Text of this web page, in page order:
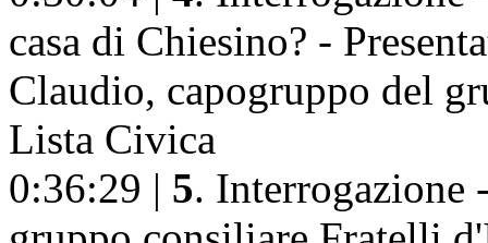
casa di Chiesino? -
Claudio, capogruppo del
Lista Civica
0:36:29 | 5. Interrogazione